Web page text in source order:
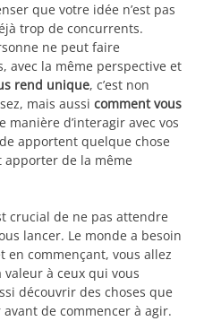
que votre idée n’est pas
trop de concurrents.
ne peut faire
avec la même perspective et
rend unique, c’est non
mais aussi comment vous
manière d’interagir avec vos
apportent quelque chose
apporter de la même
crucial de ne pas attendre
lancer. Le monde a besoin
en commençant, vous allez
à ceux qui vous
découvrir des choses que
de commencer à agir.